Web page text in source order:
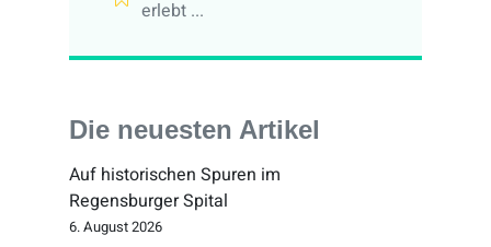
erlebt ...
Die neuesten Artikel
Auf historischen Spuren im
Regensburger Spital
6. August 2026